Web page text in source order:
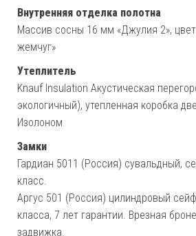
Внутренняя отделка полотна
Массив сосны 16 мм «Джулия 2»,
жемчуг»
Утеплитель
Knauf Insulation Акустическая
экологичный), утепленная коробка
Изолоном
Замки
Гардиан 5011 (Россия) сувальдный,
класс.
Аргус 501 (Россия) цилиндровый
класса, 7 лет гарантии. Врезная
задвижка.